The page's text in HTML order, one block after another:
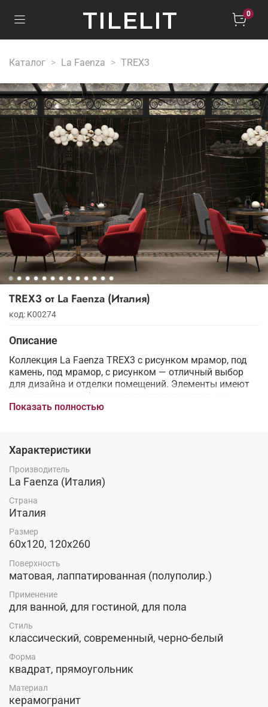
TILELIT 0
Каталог La Faenza TREX3
TREX3 от La Faenza (Италия)
код: K00274
Описание
Коллекция La Faenza TREX3 с рисунком мрамор, под
камень, под мрамор, с рисунком — отличный выбор
для дизайна и отделки помещений. Элементы имеют
геометрическую форму квадрат, прямоугольник.
Материал может быть использован для ванной, для
Показать полностью
Характеристики
Производитель
La Faenza (Италия)
Страна
Италия
Размер
60x120, 120x260
Поверхность
матовая, лаппатированная (полуполир.)
Применение
для ванной, для гостиной, для пола
Стиль
классический, современный, черно-белый
Форма
квадрат, прямоугольник
Материал
керамогранит